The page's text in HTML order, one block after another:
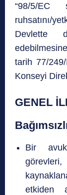
“98/5/EC
ruhsatını/
Devlette
tarih 77/
Konseyi
GENEL
Bir
etkiden